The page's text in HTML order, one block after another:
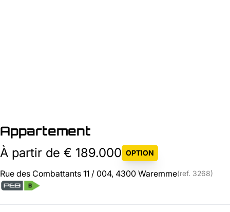
Appartement
À partir de € 189.000 OPTION
Rue des Combattants 11 / 004, 4300 Waremme(ref. 3268)